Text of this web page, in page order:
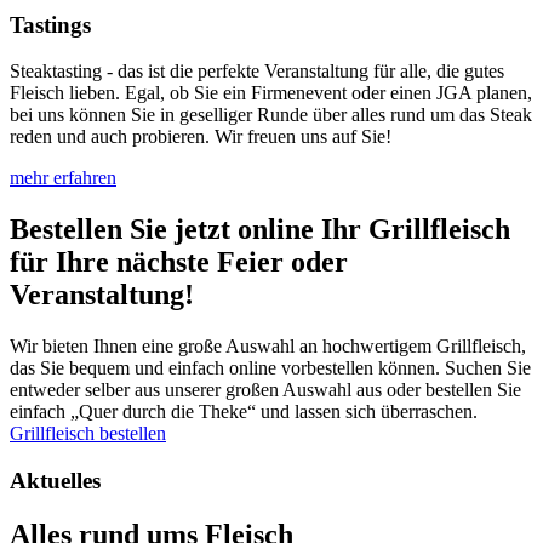
Tastings
Steaktasting - das ist die perfekte Veranstaltung für alle, die gutes
Fleisch lieben. Egal, ob Sie ein Firmenevent oder einen JGA planen,
bei uns können Sie in geselliger Runde über alles rund um das Steak
reden und auch probieren. Wir freuen uns auf Sie!
mehr erfahren
Bestellen Sie jetzt online Ihr Grillfleisch
für Ihre nächste Feier oder
Veranstaltung!
Wir bieten Ihnen eine große Auswahl an hochwertigem Grillfleisch,
das Sie bequem und einfach online vorbestellen können. Suchen Sie
entweder selber aus unserer großen Auswahl aus oder bestellen Sie
einfach „Quer durch die Theke“ und lassen sich überraschen.
Grillfleisch bestellen
Aktuelles
Alles rund ums Fleisch